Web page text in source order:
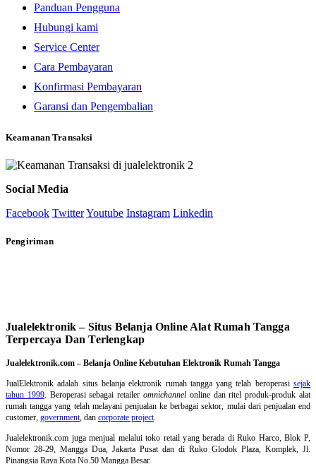
Panduan Pengguna
Hubungi kami
Service Center
Cara Pembayaran
Konfirmasi Pembayaran
Garansi dan Pengembalian
Keamanan Transaksi
Social Media
Facebook TwitterYoutube Instagram Linkedin
Pengiriman
Jualelektronik – Situs Belanja Online Alat Rumah Tangga
Terpercaya Dan Terlengkap
Jualelektronik.com – Belanja Online Kebutuhan Elektronik Rumah Tangga
JualElektronik adalah situs belanja elektronik rumah tanggayang telah beroperasisejak
tahun 1999. Beroperasi sebagai retaileromnichannel online dan ritel produk-produk alat
rumah tangga yang telah melayani penjualan ke berbagai sektor, mulai dari penjualan end
customer, government , dan corporate project
Jualelektronik.com juga menjual melalui toko retail yang berada di Ruko Harco, Blok P,
Nomor 28-29, Mangga Dua, Jakarta Pusat dan di Ruko Glodok Plaza, Komplek, Jl.
Pinangsia Raya Kota No.50 Mangga Besar.